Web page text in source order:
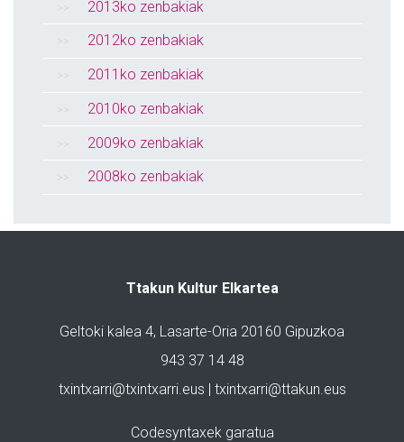
2013ko zenbakiak
2012ko zenbakiak
2011ko zenbakiak
2010ko zenbakiak
2009ko zenbakiak
2008ko zenbakiak
Ttakun Kultur Elkartea
Geltoki kalea 4, Lasarte-Oria 20160 Gipuzkoa
943 37 14 48
txintxarri@txintxarri.eus | txintxarri@ttakun.eus
Codesyntaxek garatua